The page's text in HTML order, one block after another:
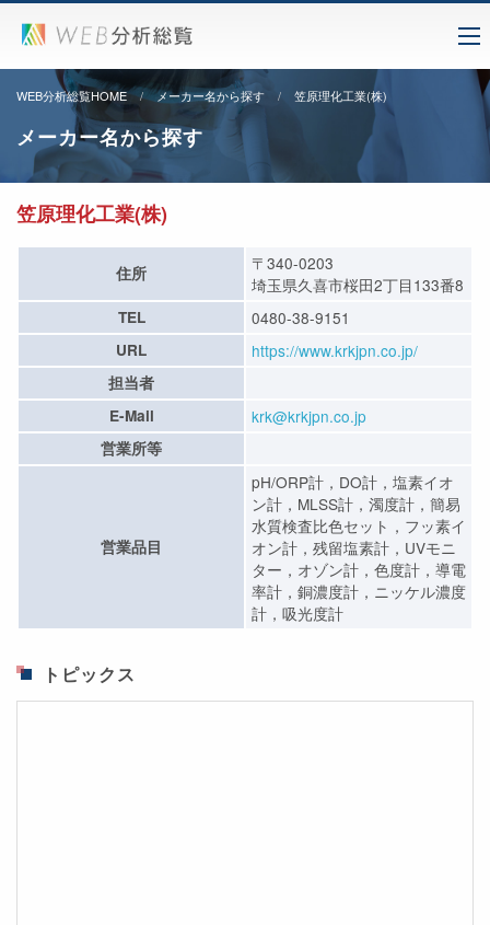
WEB分析総覧HOME メーカー名から探す 笠原理化工業(株)
メーカー名から探す
笠原理化工業(株)
住所
〒340-0203
埼玉県久喜市桜田2丁目133番8
TEL 0480-38-9151
URL https://www.krkjpn.co.jp/
担当者
E-Mail
krk@krkjpn.co.jp
営業所等
営業品目
pH/ORP計，DO計，塩素イオ
ン計，MLSS計，濁度計，簡易
水質検査比色セット，フッ素イ
オン計，残留塩素計，UVモニ
ター，オゾン計，色度計，導電
率計，銅濃度計，ニッケル濃度
計，吸光度計
トピックス